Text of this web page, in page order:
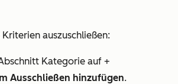
auszuschließen:
Kategorie auf +
Ausschließen hinzufügen.